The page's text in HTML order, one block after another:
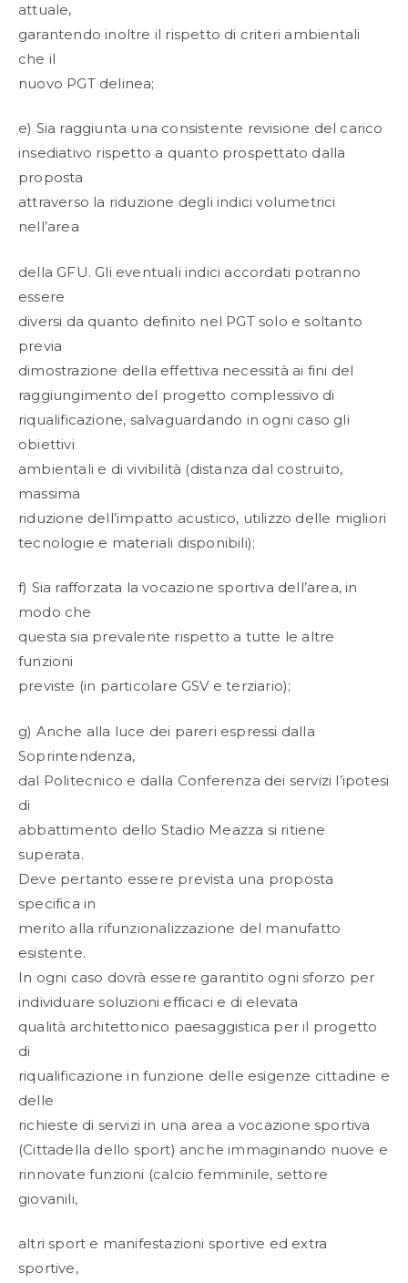
attuale,
garantendo inoltre il rispetto di criteri ambientali
che il
nuovo PGT delinea;
e) Sia raggiunta una consistente revisione del carico
insediativo rispetto a quanto prospettato dalla
proposta
attraverso la riduzione degli indici volumetrici
nell’area
della GFU. Gli eventuali indici accordati potranno
essere
diversi da quanto definito nel PGT solo e soltanto
previa
dimostrazione della effettiva necessità ai fini del
raggiungimento del progetto complessivo di
riqualificazione, salvaguardando in ogni caso gli
obiettivi
ambientali e di vivibilità (distanza dal costruito,
massima
riduzione dell’impatto acustico, utilizzo delle migliori
tecnologie e materiali disponibili);
f) Sia rafforzata la vocazione sportiva dell’area, in
modo che
questa sia prevalente rispetto a tutte le altre
funzioni
previste (in particolare GSV e terziario);
g) Anche alla luce dei pareri espressi dalla
Soprintendenza,
dal Politecnico e dalla Conferenza dei servizi l’ipotesi
di
abbattimento dello Stadio Meazza si ritiene
superata.
Deve pertanto essere prevista una proposta
specifica in
merito alla rifunzionalizzazione del manufatto
esistente.
In ogni caso dovrà essere garantito ogni sforzo per
individuare soluzioni efficaci e di elevata
qualità architettonico paesaggistica per il progetto
di
riqualificazione in funzione delle esigenze cittadine e
delle
richieste di servizi in una area a vocazione sportiva
(Cittadella dello sport) anche immaginando nuove e
rinnovate funzioni (calcio femminile, settore
giovanili,
altri sport e manifestazioni sportive ed extra
sportive,